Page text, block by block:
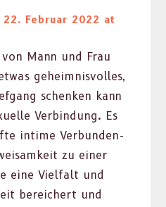
22. Februar 2022 at
Mann und Frau
geheimnisvolles,
schenken kann
Verbindung. Es
intime Ver­bun­den­
zu ein­er
eine Vielfalt und
bere­ichert und